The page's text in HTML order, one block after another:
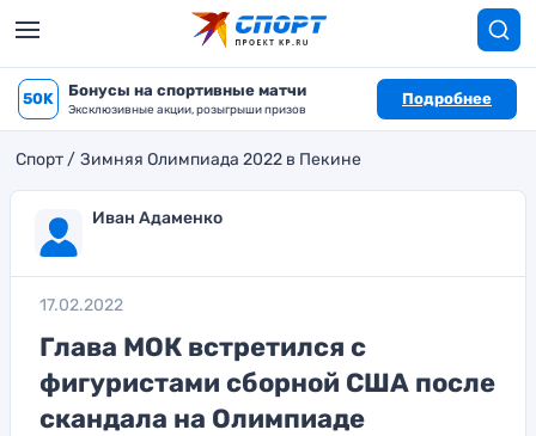
50K Бонусы на спортивные матчи
Эксклюзивные акции, розыгрыши призов
Подробнее
Спорт Зимняя Олимпиада 2022 в Пекине
Иван Адаменко
17.02.2022
Глава МОК встретился с
фигуристами сборной США после
скандала на Олимпиаде